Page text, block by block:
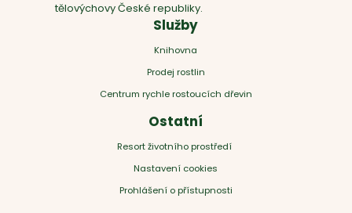
tělovýchovy České republiky.
Služby
Knihovna
Prodej rostlin
Centrum rychle rostoucích dřevin
Ostatní
Resort životního prostředí
Nastavení cookies
Prohlášení o přístupnosti